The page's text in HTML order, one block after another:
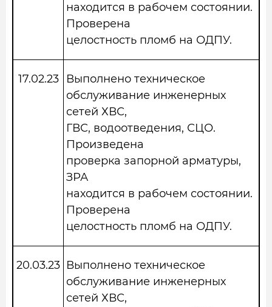
находится в рабочем состоянии.
Проверена
целостность пломб на ОДПУ.
17.02.23
Выполнено техническое
обслуживание инженерных
сетей ХВС,
ГВС, водоотведения, СЦО.
Произведена
проверка запорной арматуры,
ЗРА
находится в рабочем состоянии.
Проверена
целостность пломб на ОДПУ.
20.03.23 Выполнено техническое
обслуживание инженерных
сетей ХВС,